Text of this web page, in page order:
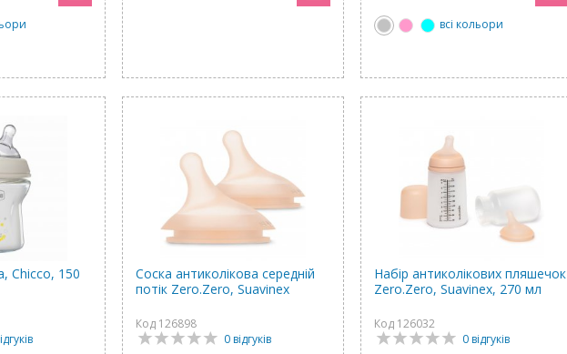
всі кольори
Chicco, 150
Соска антиколікова середній
потік Zero.Zero, Suavinex
Код 126898
0 відгуків
Набір антиколікових пляшечок
Zero.Zero, Suavinex, 270 мл
Код 126032
0 відгуків